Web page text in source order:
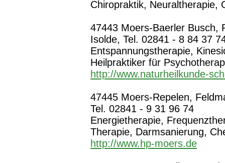
Chiropraktik, Neuraltherapie,
47443 Moers-Baerler Busch,
Isolde, Tel. 02841 - 8 84 37
Entspannungstherapie,
Heilpraktiker für
http://www.naturheilkunde-
47445 Moers-Repelen,
Tel. 02841 - 9 31 96 74
Energietherapie,
Therapie, Darmsanierung,
http://www.hp-moers.de